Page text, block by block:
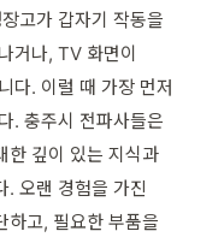
고가 갑자기 작동을
거나, TV 화면이
다. 이럴 때 가장 먼저
. 충주시 전파사들은
한 깊이 있는 지식과
. 오랜 경험을 가진
하고, 필요한 부품을